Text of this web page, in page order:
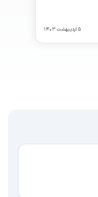
۵ اردیبهشت ۱۴۰۳